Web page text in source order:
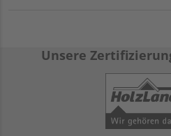
Unsere